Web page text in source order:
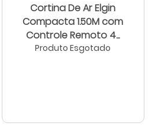
Cortina De Ar Elgin
Compacta 1.50M com
Controle Remoto 4...
Produto Esgotado